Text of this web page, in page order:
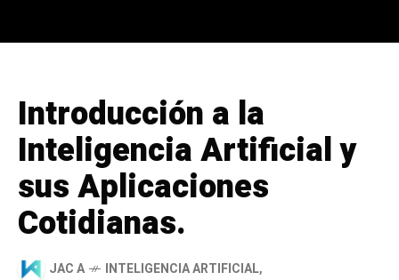
Introducción a la
Inteligencia Artificial y
sus Aplicaciones
Cotidianas.
JAC A INTELIGENCIA ARTIFICIAL,